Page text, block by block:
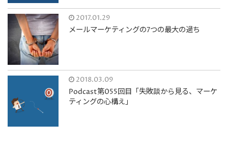
2017.01.29
メールマーケティングの7つの最大の過ち
2018.03.09
Podcast第055回目「失敗談から見る、マーケ
ティングの心構え」